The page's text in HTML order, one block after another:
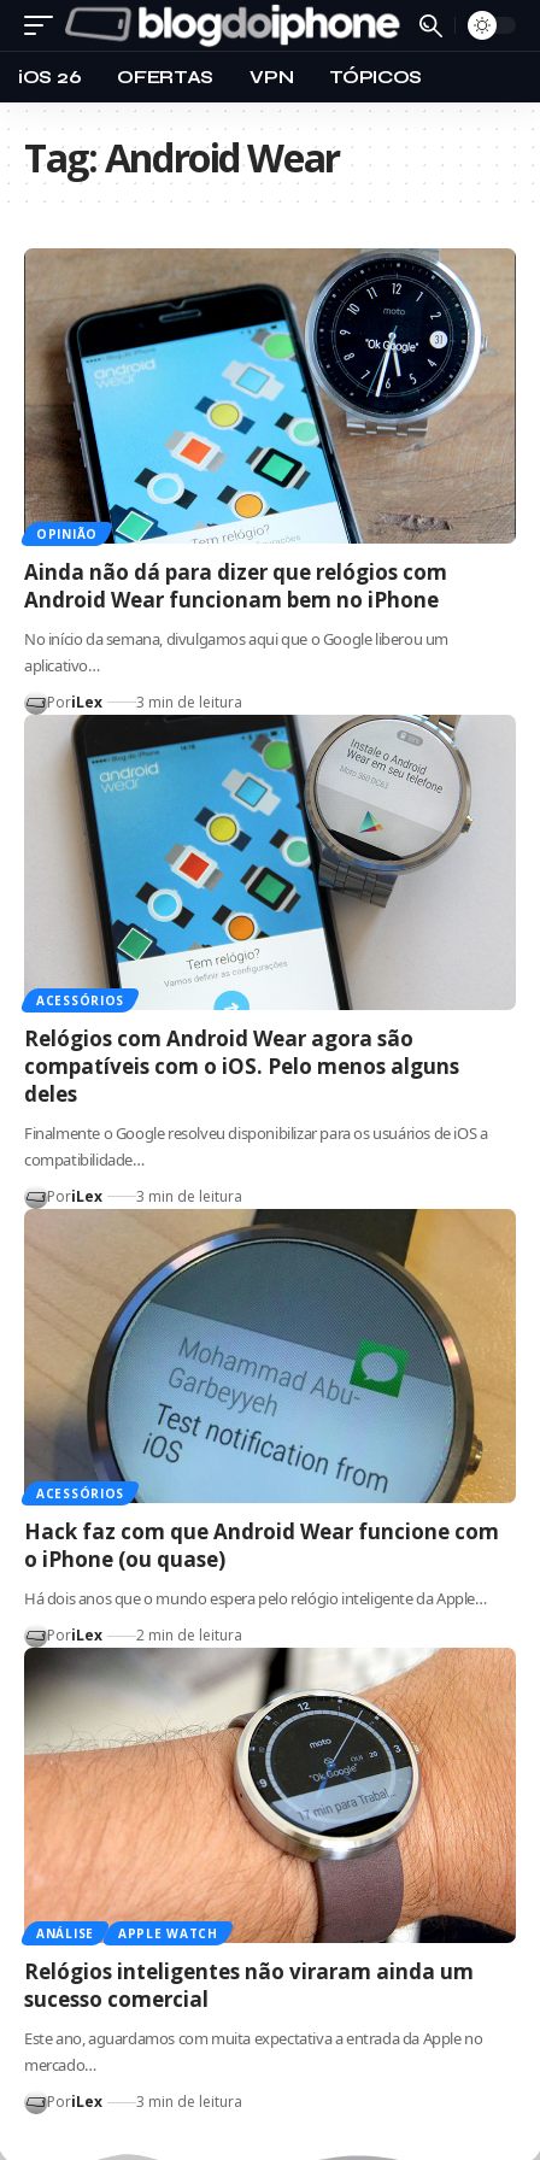
iOS 26 OFERTAS VPN TÓPICOS
Tag:Android Wear
OPINIÃO
Ainda não dá para dizer que relógios com
Android Wear funcionam bem no iPhone
No início da semana, divulgamos aqui que o Google liberou um
aplicativo…
PoriLex 3 min de leitura
ACESSÓRIOS
Relógios com Android Wear agora são
compatíveis com o iOS. Pelo menos alguns
deles
Finalmente o Google resolveu disponibilizar para os usuários de iOS a
compatibilidade…
PoriLex 3 min de leitura
ACESSÓRIOS
Hack faz com que Android Wear funcione com
o iPhone (ou quase)
Há dois anos que o mundo espera pelo relógio inteligente da Apple…
PoriLex 2 min de leitura
ANÁLISE APPLE WATCH
Relógios inteligentes não viraram ainda um
sucesso comercial
Este ano, aguardamos com muita expectativa a entrada da Apple no
mercado…
PoriLex 3 min de leitura